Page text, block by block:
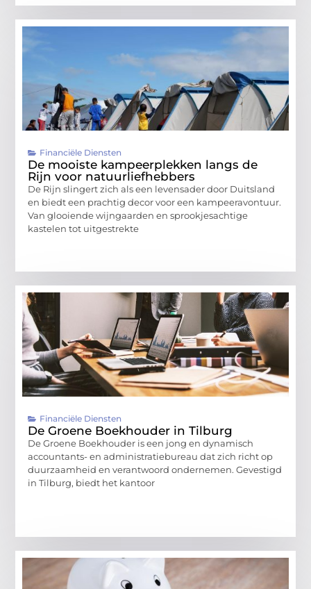
Financiële Diensten
De mooiste kampeerplekken langs de
Rijn voor natuurliefhebbers
De Rijn slingert zich als een levensader door Duitsland
en biedt een prachtig decor voor een kampeeravontuur.
Van glooiende wijngaarden en sprookjesachtige
kastelen tot uitgestrekte
Financiële Diensten
De Groene Boekhouder in Tilburg
De Groene Boekhouder is een jong en dynamisch
accountants- en administratiebureau dat zich richt op
duurzaamheid en verantwoord ondernemen. Gevestigd
in Tilburg, biedt het kantoor